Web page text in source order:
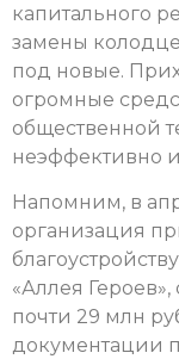
капитального
замены
под новые.
огромные
общественной
неэффективно
Напомним, в
организация
«Аллея Героев»,
почти 29 млн
документации